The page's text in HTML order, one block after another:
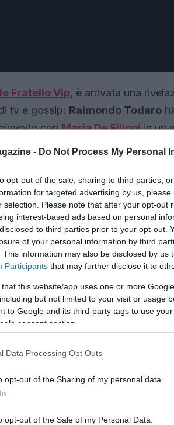
- Do Not Process My Personal
opt-out of the sale, sharing to third parties,
for targeted advertising by us,
selection. Please note that after your opt-out
interest-based ads based on personal
to third parties prior to your opt-out.
of your personal information by third
This information may also be disclosed by us
Participants that may further disclose it to
that this website/app uses one or more
but not limited to your visit or usage
to Google and its third-party tags to use
consent section.
Data Processing Opt Outs
opt-out of the Sharing of my personal data.
opt-out of the Sale of my Personal Data.
Fratello Vip, è arrivata una
tv e gossip: Raimondo Todaro
conMaria De Filippiin un
Tocca. La confessione è
in luce un aspetto meno noto
dietro le quinte.